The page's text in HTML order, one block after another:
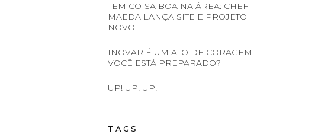
TEM COISA BOA NA ÁREA: CHEF
MAEDA LANÇA SITE E PROJETO
NOVO
INOVAR É UM ATO DE CORAGEM.
VOCÊ ESTÁ PREPARADO?
UP! UP! UP!
TAGS